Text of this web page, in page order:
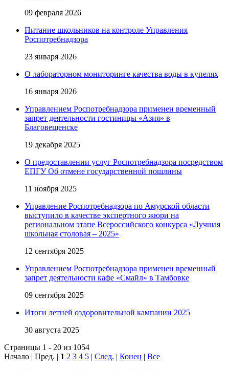
09 февраля 2026
Питание школьников на контроле Управления
Роспотребнадзора
23 января 2026
О лабораторном мониторинге качества воды в купелях
16 января 2026
Управлением Роспотребнадзора применен временный
запрет деятельности гостиницы «Азия» в
Благовещенске
19 декабря 2025
О предоставлении услуг Роспотребнадзора посредством
ЕПГУ Об отмене государственной пошлины
11 ноября 2025
Управление Роспотребнадзора по Амурской области
выступило в качестве экспертного жюри на
региональном этапе Всероссийского конкурса «Лучшая
школьная столовая – 2025»
12 сентября 2025
Управлением Роспотребнадзора применен временный
запрет деятельности кафе «Смайл» в Тамбовке
09 сентября 2025
Итоги летней оздоровительной кампании 2025
30 августа 2025
Страницы 1 - 20 из 1054
Начало | Пред. | 1 2 3 4 5 | След. | Конец | Все